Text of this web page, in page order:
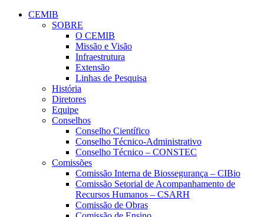
Conteúdo principal
CEMIB
SOBRE
O CEMIB
Missão e Visão
Infraestrutura
Extensão
Linhas de Pesquisa
História
Diretores
Equipe
Conselhos
Conselho Científico
Conselho Técnico-Administrativo
Conselho Técnico – CONSTEC
Comissões
Comissão Interna de Biossegurança – CIBio
Comissão Setorial de Acompanhamento de
Recursos Humanos – CSARH
Comissão de Obras